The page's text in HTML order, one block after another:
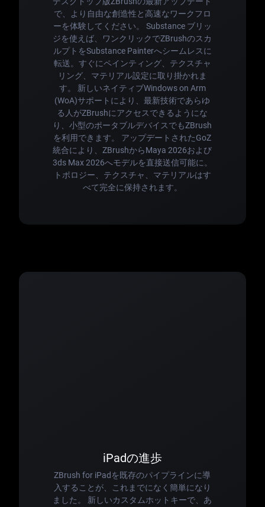
で、より自由な創造性と高速なワークフロ
ーを体験してください。 Substance ブリッ
ジを使えば、ワンクリックでZBrushのスカ
ルプトをSubstance Painterへシームレスに
転送。すぐにペインティング、テクスチャ
リング、マテリアル設定に取り掛かれま
す。 新しいネイティブWindows on Arm
(WoA)サポートにより、最新技術であらゆ
る人がZBrushにアクセスできるようにな
り、小型のポータブルデバイスでもZBrush
を利用できます。 アップデートされたGoZ
統合により、ZBrushからMaya 2026および
3ds Max 2026へモデルを直接送信可能に。
トポロジー、テクスチャ、マテリアルはす
べて完全に保持されます。
iPadの進歩
ZBrush for iPadを既存のパイプラインに導
入することが、これまでになく簡単になり
ました。 新しいカスタムホットキーで、あ